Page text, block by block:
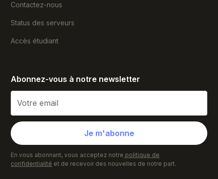
Contactez-nous
Status des serveurs
Accès étudiant
Abonnez-vous à notre newsletter
En vous abonnant, vous acceptez notre politique de
confidentialité et de recevoir des nouvelles de notre part.